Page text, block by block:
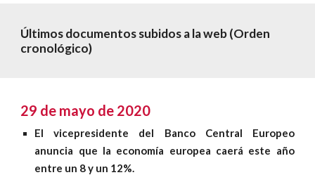
Últimos documentos subidos a la web (Orden
cronológico)
29 de mayo de 2020
El vicepresidente del Banco Central Europeo
anuncia que la economía europea caerá este año
entre un 8 y un 12%.